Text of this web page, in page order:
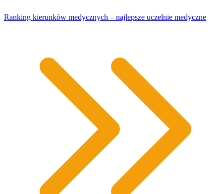
Ranking kierunków medycznych – najlepsze uczelnie medyczne